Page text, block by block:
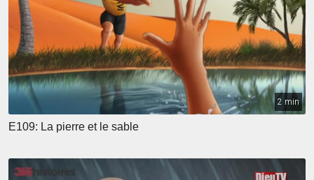
2 min
E109: La pierre et le sable